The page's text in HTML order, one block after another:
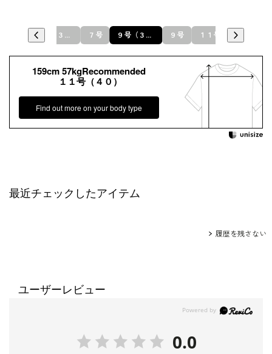
７号（３６） ７号 ９号（３８） ９号 １１号
159cm 57kgRecommended
１１号（４０）
Find out more on your body type
最近チェックしたアイテム
履歴を残さない
ユーザーレビュー
0.0